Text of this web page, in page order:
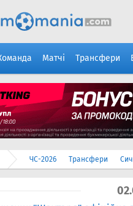
Матчі Трансфери
ЧС-2026 Трансфери Сич